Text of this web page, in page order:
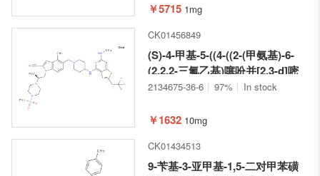
￥5715 1mg
CK01456849
(S)-4-甲基-5-((4-((2-(甲氨基)-6-
(2,2,2-三氟乙基)噻吩并[2,3-d]嘧
啶-4-基)氨基)哌啶-1-基)甲基)-1-
基)-1H-吲哚-2-甲腈
2134675-36-6 97% In stock
￥1632 10mg
CK01434513
9-苄基-3-亚甲基-1,5-二对甲苯磺